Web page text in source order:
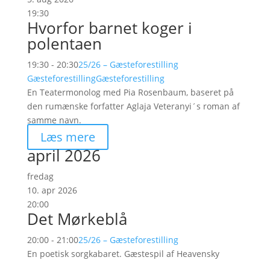
19:30
Hvorfor barnet koger i
polentaen
19:30 - 20:3025/26 – Gæsteforestilling
GæsteforestillingGæsteforestilling
En Teatermonolog med Pia Rosenbaum, baseret på
den rumænske forfatter Aglaja Veteranyi´s roman af
samme navn.
Læs mere
april 2026
fredag
10. apr 2026
20:00
Det Mørkeblå
20:00 - 21:0025/26 – Gæsteforestilling
En poetisk sorgkabaret. Gæstespil af Heavensky